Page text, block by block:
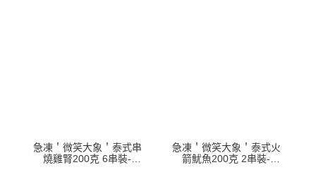
急凍＇微笑大象＇泰式串
燒雞腎200克 6串裝-
急凍＇微笑大象＇泰式火
箭魷魚200克 2串裝-